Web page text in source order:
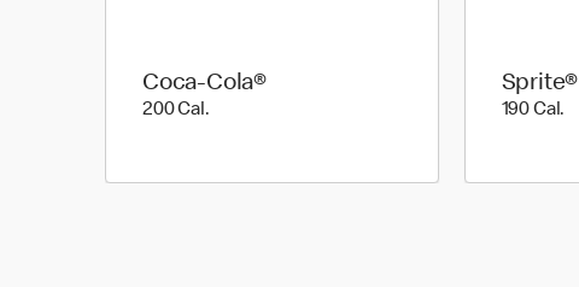
Coca-Cola®
200 Cal.200 Cal.
Sprite®
190 Cal.